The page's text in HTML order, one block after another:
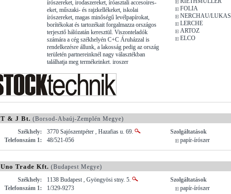
írószereket, irodaszereket, íróasztali accesoires-
eket, műszaki- és rajzkellékeket, iskolai
írószereket, magas minőségű levélpapírokat,
borítékokat és tartozékait forgalmazza országos
terjesztő hálózatán keresztül. Viszonteladók
számára a cég székhelyén C+C Áruházzal is
rendelkezésre állunk, a lakosság pedig az ország
területén partnereinknél nagy választékban
találhatja meg termékeinket. iroszer
FOLIA
NERCHAU/LUKAS
LERCHE
ARTOZ
ELCO
T & J Bt. (Borsod-Abaúj-Zemplén Megye)
Székhely:
3770 Sajószentpéter , Hazafias u. 69.
Telefonszám 1:
48/521-056
Szolgáltatások
papír-írószer
Uno Trade Kft. (Budapest Megye)
Székhely:
1138 Budapest , Gyöngyösi stny. 5.
Telefonszám 1:
1/329-9273
Szolgáltatások
papír-írószer